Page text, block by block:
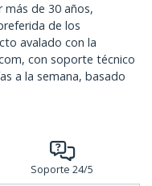
más de 30 años,
de los
avalado con la
con soporte técnico
a la semana, basado
Soporte 24/5